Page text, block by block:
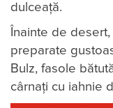
dulceață.
Înainte de
preparate
Bulz, fasole
cârnați cu iahnie